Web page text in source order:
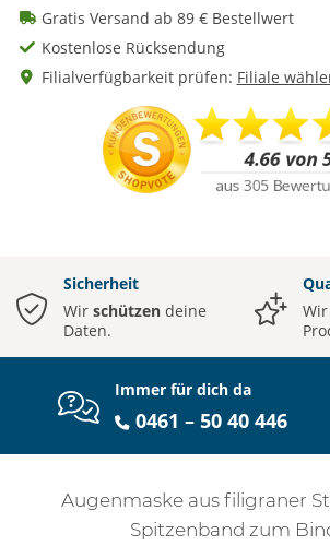
Gratis Versand ab 89 € Bestellwert
Kostenlose Rücksendung
Filialverfügbarkeit prüfen: Filiale
Sicherheit
Wir schützen deine
Daten.
Wir
Immer für dich da
0461 – 50 40 446
Augenmaske aus filigraner
Spitzenband zum